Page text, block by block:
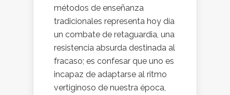
métodos de enseñanza
tradicionales representa hoy día
un combate de retaguardia, una
resistencia absurda destinada al
fracaso; es confesar que uno es
incapaz de adaptarse al ritmo
vertiginoso de nuestra época,